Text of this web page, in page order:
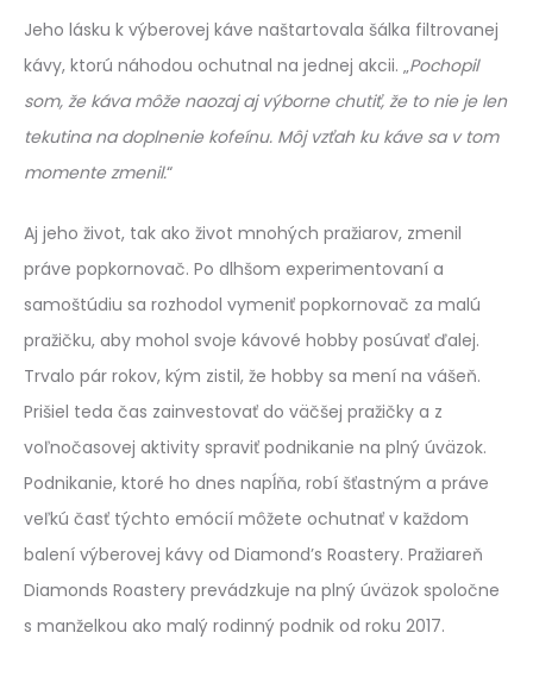
Jeho lásku k výberovej káve naštartovala šálka filtrovanej
kávy, ktorú náhodou ochutnal na jednej akcii. „Pochopil
som, že káva môže naozaj aj výborne chutiť, že to nie je len
tekutina na doplnenie kofeínu. Môj vzťah ku káve sa v tom
momente zmenil.“
Aj jeho život, tak ako život mnohých pražiarov, zmenil
práve popkornovač. Po dlhšom experimentovaní a
samoštúdiu sa rozhodol vymeniť popkornovač za malú
pražičku, aby mohol svoje kávové hobby posúvať ďalej.
Trvalo pár rokov, kým zistil, že hobby sa mení na vášeň.
Prišiel teda čas zainvestovať do väčšej pražičky a z
voľnočasovej aktivity spraviť podnikanie na plný úväzok.
Podnikanie, ktoré ho dnes napĺňa, robí šťastným a práve
veľkú časť týchto emócií môžete ochutnať v každom
balení výberovej kávy od Diamond’s Roastery. Pražiareň
Diamonds Roastery prevádzkuje na plný úväzok spoločne
s manželkou ako malý rodinný podnik od roku 2017.